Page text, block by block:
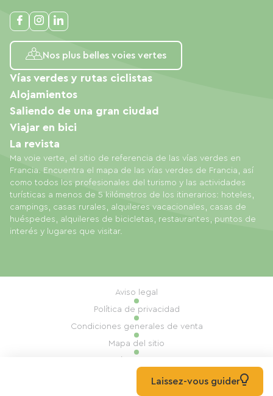
Nos plus belles voies vertes
Ma voie verte, el sitio de referencia de las vías verdes en
Francia. Encuentra el mapa de las vías verdes de Francia, así
como todos los profesionales del turismo y las actividades
turísticas a menos de 5 kilómetros de los itinerarios: hoteles,
campings, casas rurales, alquileres vacacionales, casas de
huéspedes, alquileres de bicicletas, restaurantes, puntos de
interés y lugares que visitar.
Vías verdes y rutas ciclistas
Alojamientos
Saliendo de una gran ciudad
Viajar en bici
La revista
© 2026 Ma Voie Verte Todos los derechos reservados
Aviso legal
Política de privacidad
Condiciones generales de venta
Mapa del sitio
Realización: Mill, PrivasLaissez-vous guider